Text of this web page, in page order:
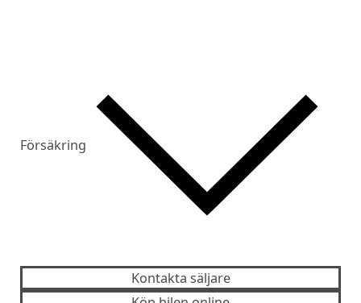
Försäkring
Kontakta säljare